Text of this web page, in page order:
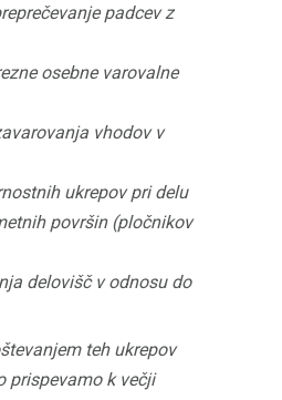
padcev z
osebne varovalne
vhodov v
ukrepov pri delu
površin (pločnikov
delovišč v odnosu do
teh ukrepov
prispevamo k večji